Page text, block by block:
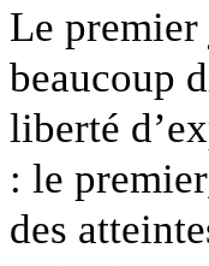
Le
beaucoup
liberté
: le
des